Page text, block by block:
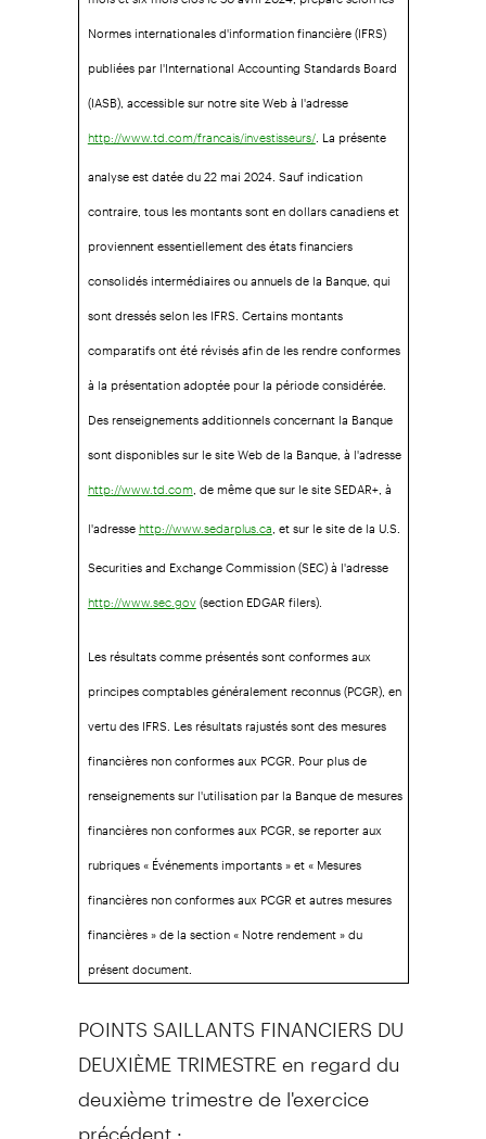
Normes internationales d'information financière (IFRS)
publiées par l'International Accounting Standards Board
(IASB), accessible sur notre site Web à l'adresse
http://www.td.com/francais/investisseurs/. La présente
analyse est datée du 22 mai 2024. Sauf indication
contraire, tous les montants sont en dollars canadiens et
proviennent essentiellement des états financiers
consolidés intermédiaires ou annuels de la Banque, qui
sont dressés selon les IFRS. Certains montants
comparatifs ont été révisés afin de les rendre conformes
à la présentation adoptée pour la période considérée.
Des renseignements additionnels concernant la Banque
sont disponibles sur le site Web de la Banque, à l'adresse
http://www.td.com , de même que sur le site SEDAR+, à
l'adresse http://www.sedarplus.ca , et sur le site de la U.S.
Securities and Exchange Commission (SEC) à l'adresse
http://www.sec.gov(section EDGAR filers).
Les résultats comme présentés sont conformes aux
principes comptables généralement reconnus (PCGR), en
vertu des IFRS. Les résultats rajustés sont des mesures
financières non conformes aux PCGR. Pour plus de
renseignements sur l'utilisation par la Banque de mesures
financières non conformes aux PCGR, se reporter aux
rubriques « Événements importants » et « Mesures
financières non conformes aux PCGR et autres mesures
financières » de la section « Notre rendement » du
présent document.
POINTS SAILLANTS FINANCIERS DU
DEUXIÈME TRIMESTRE en regard du
deuxième trimestre de l'exercice
précédent :